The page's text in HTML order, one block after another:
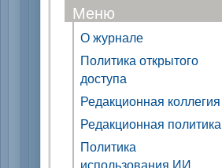
Меню
О журнале
Политика открытого
доступа
Редакционная коллегия
Редакционная политика
Политика